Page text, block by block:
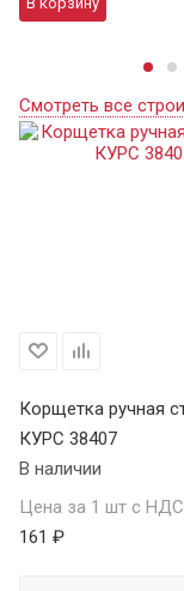
Смотреть все
Корщетка ручная
КУРС 38407
В наличии
Цена за 1 шт с НДС
161 ₽